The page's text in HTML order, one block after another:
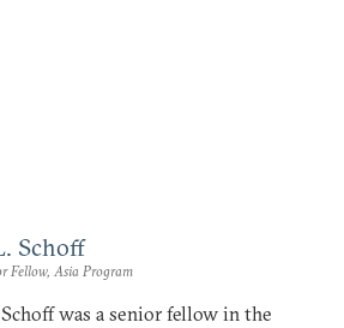
Schoff
Fellow, Asia Program
Schoff was a senior fellow in the